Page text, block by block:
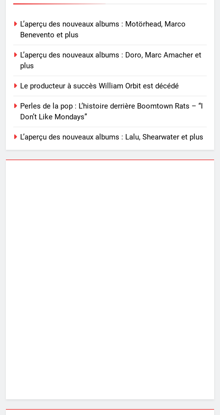
L’aperçu des nouveaux albums : Motörhead, Marco
Benevento et plus
L’aperçu des nouveaux albums : Doro, Marc Amacher et
plus
Le producteur à succès William Orbit est décédé
Perles de la pop : L’histoire derrière Boomtown Rats – “I
Don’t Like Mondays”
L’aperçu des nouveaux albums : Lalu, Shearwater et plus